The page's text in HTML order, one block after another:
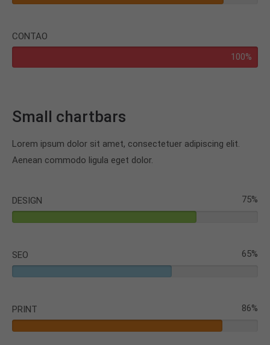
CONTAO
100%
Small chartbars
Lorem ipsum dolor sit amet, consectetuer adipiscing elit.
Aenean commodo ligula eget dolor.
DESIGN 75%
SEO 65%
PRINT 86%